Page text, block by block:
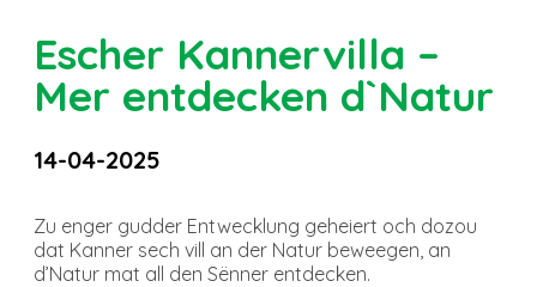
Escher Kannervilla –
Mer entdecken d`Natur
14-04-2025
Zu enger gudder Entwecklung geheiert och dozou
dat Kanner sech vill an der Natur beweegen, an
d’Natur mat all den Sënner entdecken.